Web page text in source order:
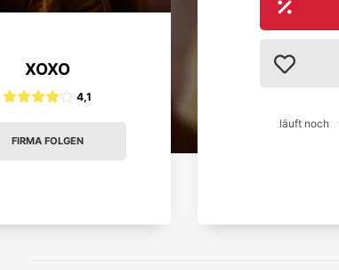
XOXO
4,1
FIRMA FOLGEN
läuft noch